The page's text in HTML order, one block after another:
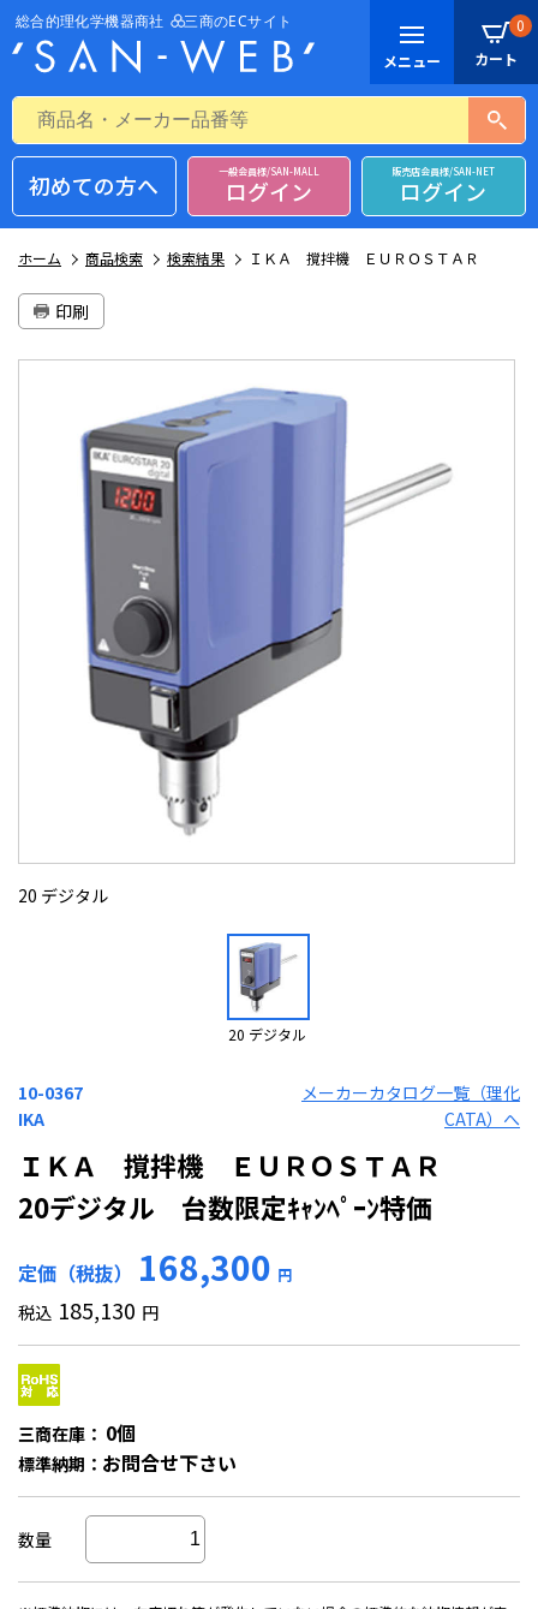
0
初めての方へ 一般会員様/SAN-MALL
ログイン
販売店会員様/SAN-NET
ログイン
ホーム 商品検索 検索結果 ＩＫＡ 撹拌機 ＥＵＲＯＳＴＡＲ
印刷
20 デジタル
20 デジタル
10-0367
IKA
メーカーカタログ一覧（理化
CATA）へ
ＩＫＡ 撹拌機 ＥＵＲＯＳＴＡＲ
20デジタル 台数限定ｷｬﾝﾍﾟｰﾝ特価
定価（税抜） 168,300 円
税込 185,130 円
三商在庫： 0個
標準納期： お問合せ下さい
数量